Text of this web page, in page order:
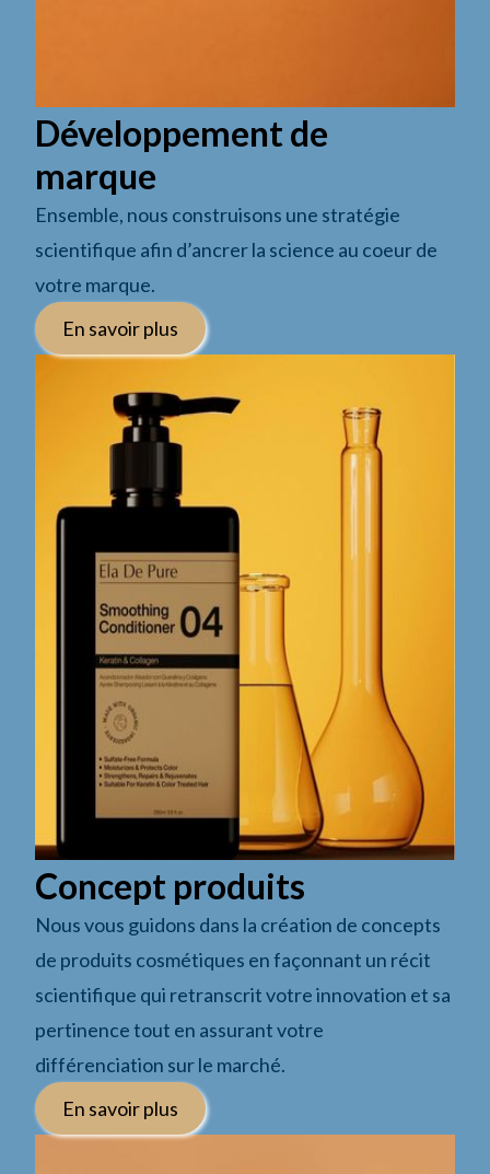
Développement de
marque
Ensemble, nous construisons une stratégie
scientifique afin d’ancrer la science au coeur de
votre marque.
En savoir plus
Concept produits
Nous vous guidons dans la création de concepts
de produits cosmétiques en façonnant un récit
scientifique qui retranscrit votre innovation et sa
pertinence tout en assurant votre
différenciation sur le marché.
En savoir plus